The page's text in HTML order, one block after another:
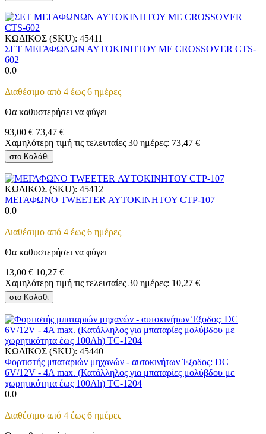
ΚΩΔΙΚΟΣ (SKU): 45411
ΣΕΤ ΜΕΓΑΦΩΝΩΝ ΑΥΤΟΚΙΝΗΤΟΥ ΜΕ CROSSOVER CTS-
602
0.0
Διαθέσιμο από 4 έως 6 ημέρες
Θα καθυστερήσει να φύγει
93,00 € 73,47 €
Χαμηλότερη τιμή τις τελευταίες 30 ημέρες: 73,47 €
στο Καλάθι
ΚΩΔΙΚΟΣ (SKU): 45412
ΜΕΓΑΦΩΝΟ TWEETER ΑΥΤΟΚΙΝΗΤΟΥ CTP-107
0.0
Διαθέσιμο από 4 έως 6 ημέρες
Θα καθυστερήσει να φύγει
13,00 € 10,27 €
Χαμηλότερη τιμή τις τελευταίες 30 ημέρες: 10,27 €
στο Καλάθι
ΚΩΔΙΚΟΣ (SKU): 45440
Φορτιστής μπαταριών μηχανών - αυτοκινήτων Έξοδος: DC
6V/12V - 4A max. (Κατάλληλος για μπαταρίες μολύβδου με
χωρητικότητα έως 100Ah) TC-1204
0.0
Διαθέσιμο από 4 έως 6 ημέρες